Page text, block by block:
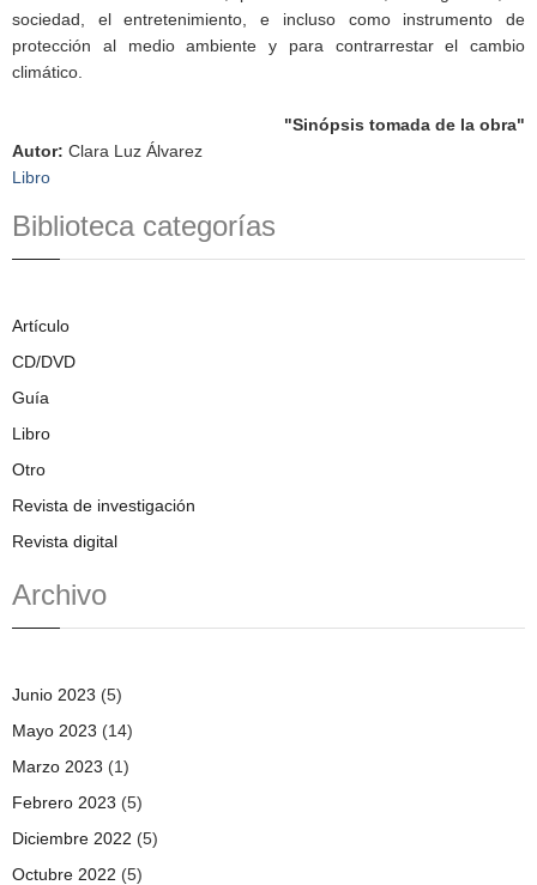
sociedad, el entretenimiento, e incluso como instrumento de
protección al medio ambiente y para contrarrestar el cambio
climático.
"Sinópsis tomada de la obra"
Autor: Clara Luz Álvarez
Libro
Biblioteca categorías
Artículo
CD/DVD
Guía
Libro
Otro
Revista de investigación
Revista digital
Archivo
Junio 2023 (5)
Mayo 2023 (14)
Marzo 2023 (1)
Febrero 2023 (5)
Diciembre 2022 (5)
Octubre 2022 (5)